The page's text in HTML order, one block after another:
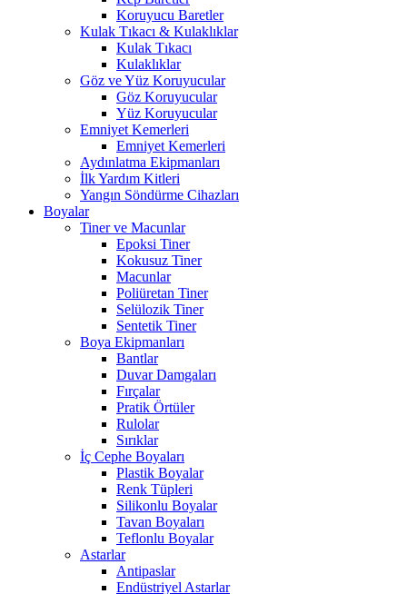
Koruyucu Baretler
Kulak Tıkacı & Kulaklıklar
Kulak Tıkacı
Kulaklıklar
Göz ve Yüz Koruyucular
Göz Koruyucular
Yüz Koruyucular
Emniyet Kemerleri
Emniyet Kemerleri
Aydınlatma Ekipmanları
İlk Yardım Kitleri
Yangın Söndürme Cihazları
Boyalar
Tiner ve Macunlar
Epoksi Tiner
Kokusuz Tiner
Macunlar
Poliüretan Tiner
Selülozik Tiner
Sentetik Tiner
Boya Ekipmanları
Bantlar
Duvar Damgaları
Fırçalar
Pratik Örtüler
Rulolar
Sırıklar
İç Cephe Boyaları
Plastik Boyalar
Renk Tüpleri
Silikonlu Boyalar
Tavan Boyaları
Teflonlu Boyalar
Astarlar
Antipaslar
Endüstriyel Astarlar